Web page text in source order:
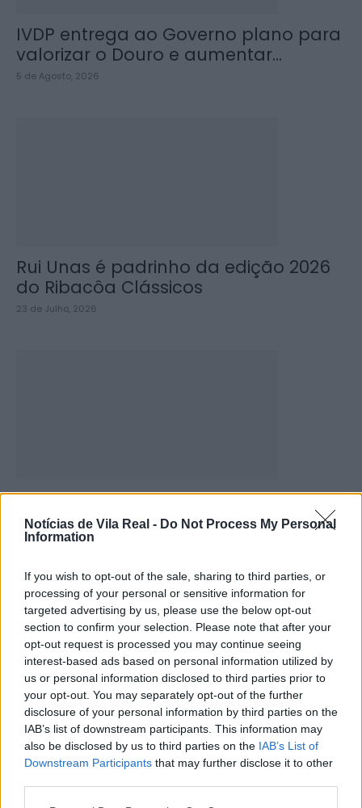
Notícias de Vila Real - Do Not Process My Personal
Information
If you wish to opt-out of the sale, sharing to third parties, or
processing of your personal or sensitive information for
targeted advertising by us, please use the below opt-out
section to confirm your selection. Please note that after your
opt-out request is processed you may continue seeing
interest-based ads based on personal information utilized by
us or personal information disclosed to third parties prior to
your opt-out. You may separately opt-out of the further
disclosure of your personal information by third parties on the
IAB’s list of downstream participants. This information may
also be disclosed by us to third parties on the IAB’s List of
Downstream Participants that may further disclose it to other
IVDP entrega ao Governo plano para
valorizar o Douro e aumentar...
5 de Agosto, 2026
Rui Unas é padrinho da edição 2026
do Ribacôa Clássicos
23 de Julho, 2026
Jovem de 25 anos ferido após queda
nas Sete Lagoas, em...
16 de Julho, 2026
Viticultores do Douro reúnem-se em
plenário na Régua para discutir
crise...